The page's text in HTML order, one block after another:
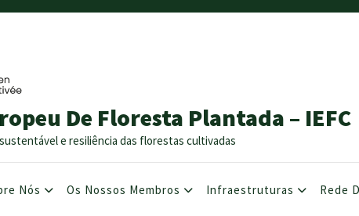
De Floresta Plantada – IEFC
e resiliência das florestas cultivadas
Nós Os Nossos Membros Infraestruturas Rede